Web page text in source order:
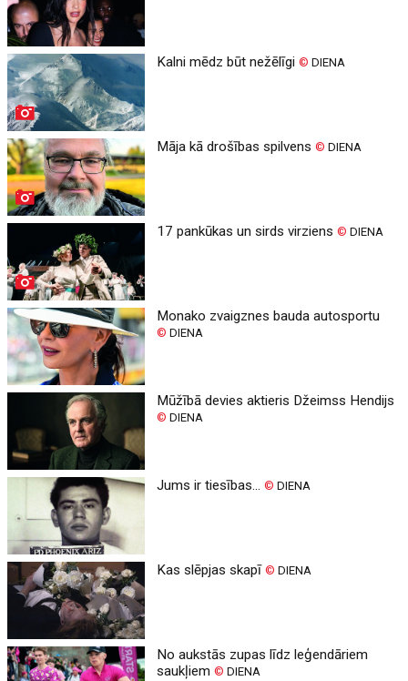
Kalni mēdz būt nežēlīgi© DIENA
Māja kā drošības spilvens© DIENA
17 pankūkas un sirds virziens© DIENA
Monako zvaigznes bauda autosportu
© DIENA
Mūžībā devies aktieris Džeimss Hendijs
© DIENA
Jums ir tiesības...© DIENA
Kas slēpjas skapī© DIENA
No aukstās zupas līdz leģendāriem
saukļiem© DIENA